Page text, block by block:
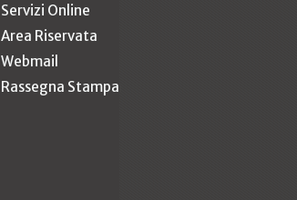
Servizi Online
Area Riservata
Webmail
Rassegna Stampa